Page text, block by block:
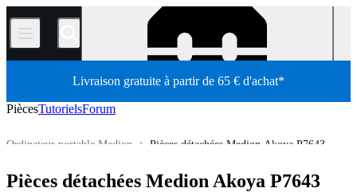
/
Livraison gratuite à partir de 65 € d'achat*
PiècesTutorielsForum
Pièces détachées Medion Akoya P7643
Ordinateur portable Medion
Pièces détachées Medion Akoya P7643